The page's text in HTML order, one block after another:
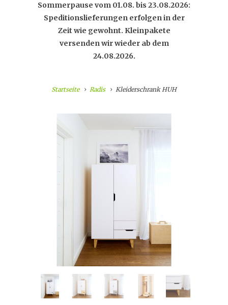
Sommerpause vom 01.08. bis 23.08.2026:
Speditionslieferungen erfolgen in der
Zeit wie gewohnt. Kleinpakete
versenden wir wieder ab dem
24.08.2026.
Startseite Radis Kleiderschrank HUH